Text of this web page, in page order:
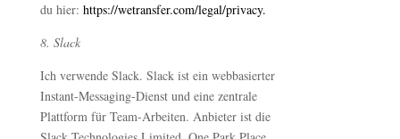
du hier: https://wetransfer.com/legal/privacy.
8. Slack
Ich verwende Slack. Slack ist ein webbasierter
Instant-Messaging-Dienst und eine zentrale
Plattform für Team-Arbeiten. Anbieter ist die